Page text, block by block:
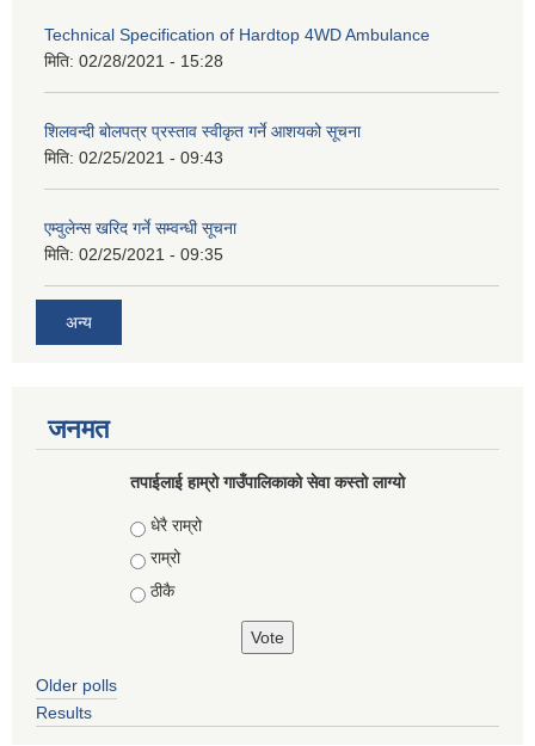
Technical Specification of Hardtop 4WD Ambulance
मिति: 02/28/2021 - 15:28
शिलवन्दी बोलपत्र प्रस्ताव स्वीकृत गर्ने आशयको सूचना
मिति: 02/25/2021 - 09:43
एम्वुलेन्स खरिद गर्ने सम्वन्धी सूचना
मिति: 02/25/2021 - 09:35
अन्य
जनमत
तपाईलाई हाम्रो गाउँपालिकाको सेवा कस्तो लाग्यो
Choices
धेरै राम्रो
राम्रो
ठीकै
Older polls
Results